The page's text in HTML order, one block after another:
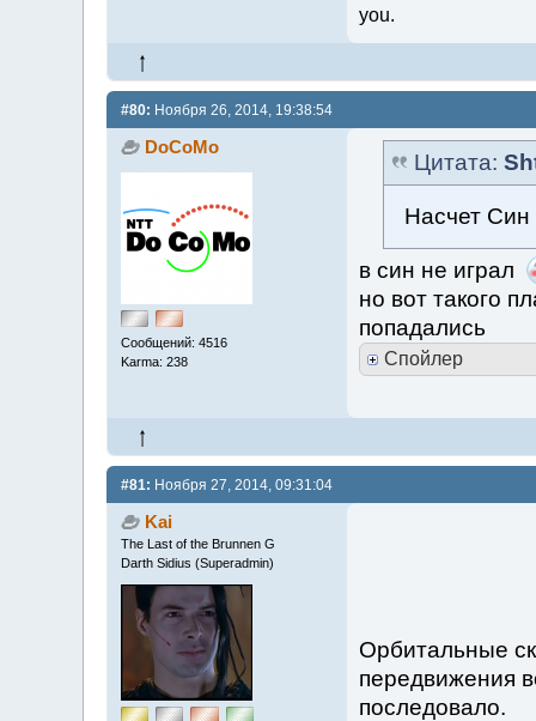
you.
#80: Ноября 26, 2014, 19:38:54
DoCoMo
Сообщений: 4516
Karma: 238
Цитата:
Насчет Син
в син не играл
но вот такого
попадались
Спойлер
#81: Ноября 27, 2014, 09:31:04
Kai
The Last of the Brunnen G
Darth Sidius (Superadmin)
Орбитальные
передвижения
последовало.